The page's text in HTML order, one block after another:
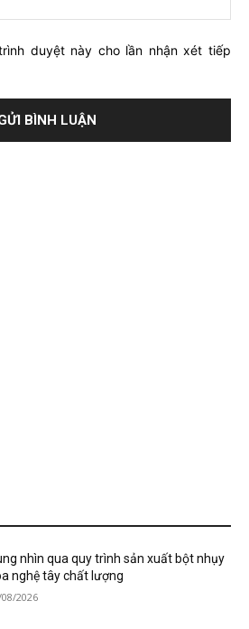
duyệt này cho lần nhận xét tiếp
nhìn qua quy trình sản xuất bột nhụy
nghệ tây chất lượng
2026